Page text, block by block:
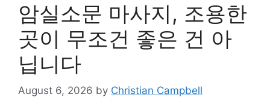
암실소문 마사지, 조용한
곳이 무조건 좋은 건 아
닙니다
August 6, 2026 by Christian Campbell